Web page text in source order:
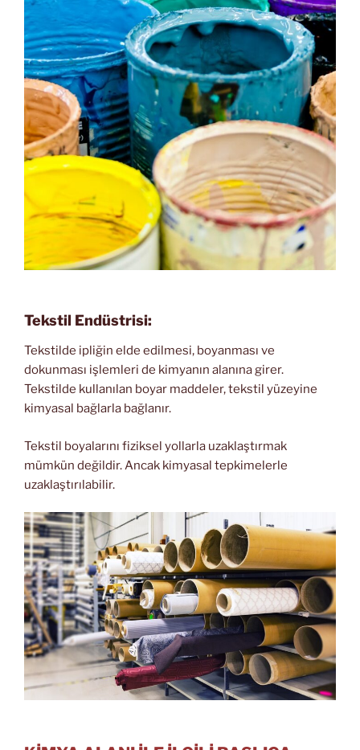
Tekstil Endüstrisi:
Tekstilde ipliğin elde edilmesi, boyanması ve
dokunması işlemleri de kimyanın alanına girer.
Tekstilde kullanılan boyar maddeler, tekstil yüzeyine
kimyasal bağlarla bağlanır.
Tekstil boyalarını fiziksel yollarla uzaklaştırmak
mümkün değildir. Ancak kimyasal tepkimelerle
uzaklaştırılabilir.